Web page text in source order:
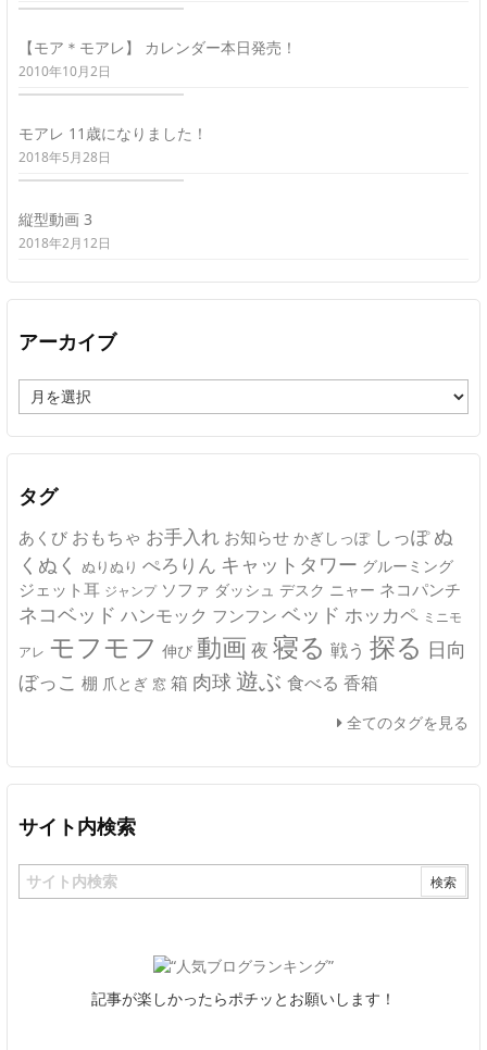
【モア＊モアレ】 カレンダー本日発売！
2010年10月2日
モアレ 11歳になりました！
2018年5月28日
縦型動画 3
2018年2月12日
アーカイブ
ー
カ
イ
タグ
あくび おもちゃ お手入れ お知らせ かぎしっぽ しっぽ ぬ
くぬく ぬりぬり ぺろりん キャットタワー グルーミング
ジェット耳 ジャンプ ソファ ダッシュ デスク ニャー ネコパンチ
ネコベッド ハンモック フンフン ベッド ホッカペ ミニモ
アレ モフモフ 伸び 動画 夜 寝る 戦う 探る 日向
ぼっこ 棚 爪とぎ 窓 箱 肉球 遊ぶ 食べる 香箱
全てのタグを見る
サイト内検索
記事が楽しかったらポチッとお願いします！